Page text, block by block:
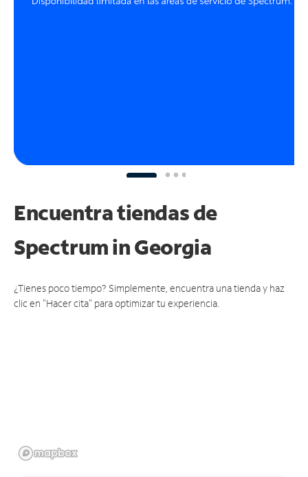
Encuentra tiendas de
Spectrumin Georgia
¿Tienes poco tiempo? Simplemente, encuentra una tienda y haz
clic en "Hacer cita" para optimizar tu experiencia.